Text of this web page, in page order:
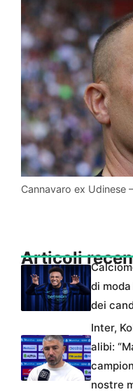
Cannavaro ex Udinese
Articoli
di
dei
Inter,
alibi:
nostre